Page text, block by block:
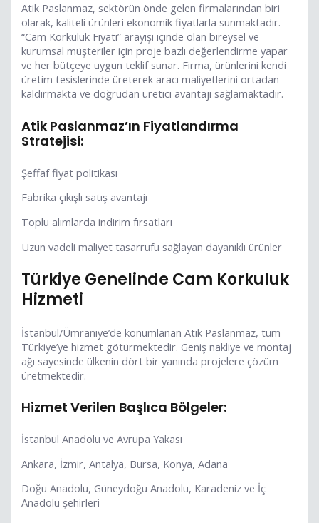
Atik Paslanmaz, sektörün önde gelen firmalarından biri
olarak, kaliteli ürünleri ekonomik fiyatlarla sunmaktadır.
“Cam Korkuluk Fiyatı” arayışı içinde olan bireysel ve
kurumsal müşteriler için proje bazlı değerlendirme yapar
ve her bütçeye uygun teklif sunar. Firma, ürünlerini kendi
üretim tesislerinde üreterek aracı maliyetlerini ortadan
kaldırmakta ve doğrudan üretici avantajı sağlamaktadır.
Atik Paslanmaz’ın Fiyatlandırma
Stratejisi:
Şeffaf fiyat politikası
Fabrika çıkışlı satış avantajı
Toplu alımlarda indirim fırsatları
Uzun vadeli maliyet tasarrufu sağlayan dayanıklı ürünler
Türkiye Genelinde Cam Korkuluk
Hizmeti
İstanbul/Ümraniye’de konumlanan Atik Paslanmaz, tüm
Türkiye’ye hizmet götürmektedir. Geniş nakliye ve montaj
ağı sayesinde ülkenin dört bir yanında projelere çözüm
üretmektedir.
Hizmet Verilen Başlıca Bölgeler:
İstanbul Anadolu ve Avrupa Yakası
Ankara, İzmir, Antalya, Bursa, Konya, Adana
Doğu Anadolu, Güneydoğu Anadolu, Karadeniz ve İç
Anadolu şehirleri